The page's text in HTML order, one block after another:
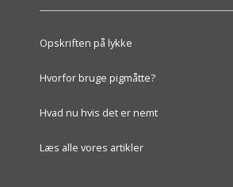
Opskriften på lykke
Hvorfor bruge pigmåtte?
Hvad nu hvis det er nemt
Læs alle vores artikler